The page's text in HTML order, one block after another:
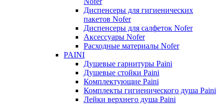
Диспенсеры для гигиенических
пакетов Nofer
Диспенсеры для салфеток Nofer
Аксессуары Nofer
Расходные материалы Nofer
PAINI
Душевые гарнитуры Paini
Душевые стойки Paini
Комплектующие Paini
Комплекты гигиенического душа Paini
Лейки верхнего душа Paini